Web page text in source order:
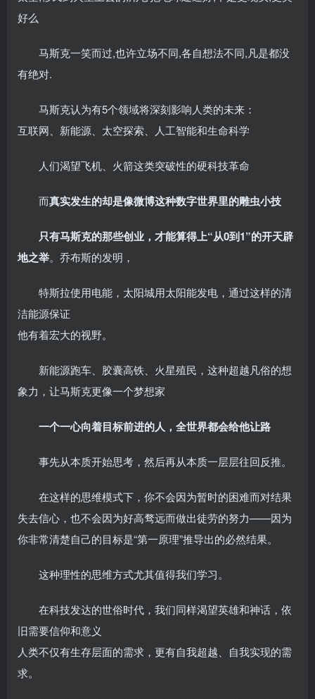
好么
马斯克一笑而过,也许立场不同,各自想法不同,凡是都没
有绝对.
马斯克认为有5个领域将深刻影响人类的未来：
互联网、新能源、太空探索、人工智能和生命科学
人们渴望飞机、火箭这类突破性的硬科技革命
而真实发生的却是像微博这种数字世界里的雕虫小技
只有马斯克的那些创业，才能算得上“从0到1”的开天辟
地之举。乔布斯的发明，
特斯拉使用电能，太阳城用太阳能发电，通过这样的清
洁能源保证
他有着宏大的视野。
新能源跑车、胶囊高铁、火星殖民，这种超越凡俗的想
象力，让马斯克更像一个梦想家
一个一心向着目标前进的人，全世界都会给他让路
事先从本质开始思考，然后再从本质一层层往回反推。
在这样的思维模式下，你不会因为暂时的困难而对结果
失去信心，也不会因为好高骛远而做出徒劳的努力——因为
你非常清楚自己的目标是“第一原理”推导出的必然结果。
这种理性的思维方式尤其值得我们学习。
在科技发达的世俗时代，我们同样渴望英雄和神话，依
旧需要信仰和意义
人类不仅有生存层面的需求，更有自我超越、自我实现的需
求。